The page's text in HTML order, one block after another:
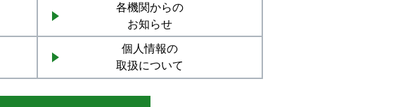
各機関からの
お知らせ
個人情報の
取扱について